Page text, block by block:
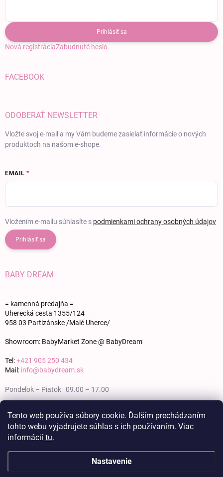
Tento web používa súbory cookie. Ďalším prechádzaním
tohto webu vyjadrujete súhlas s ich používaním. Viac
informácií tu.
Nastavenie
Prihlásiť sa
Nová registráciaZabudnuté heslo
FACEBOOK
ODOBERAŤ NEWSLETTER
Vložte svoj e-mail a my Vám budeme zasielať informácie o nových
produktoch na našom e-shope.
EMAIL
Vložením e-mailu súhlasíte s podmienkami ochrany osobných údajov
Prihlásiť sa
BABY DREAM
= kamenná predajňa =
Uherecká cesta 1355/124
958 03 Partizánske /Malé Uherce/
Showroom: BabyMarket Zone @ BabyDream
Tel:+421 905 250 434
Mail: info@babydream.sk
Pondelok – Piatok 09.00 – 17.00
Nedeľa zatvorené